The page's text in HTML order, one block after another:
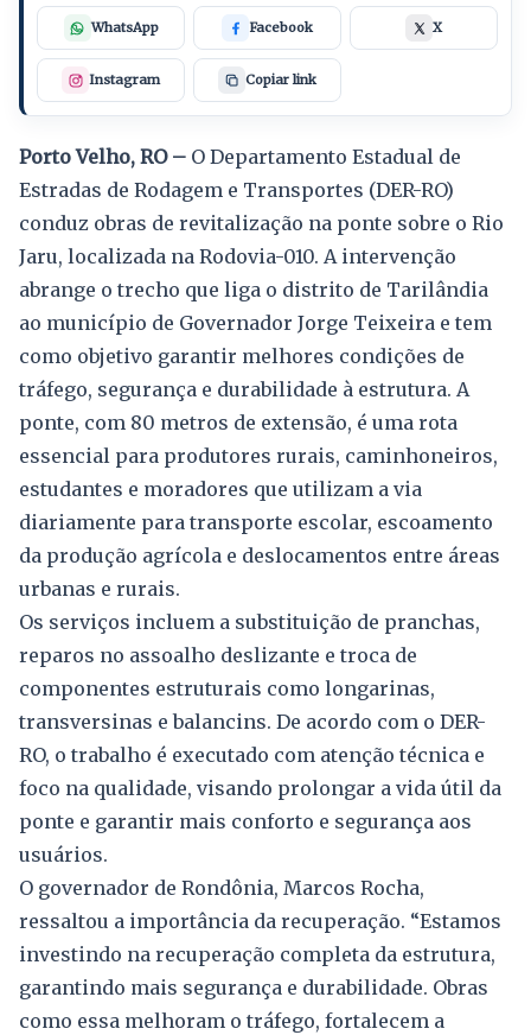
WhatsApp Facebook X
Instagram Copiar link
Porto Velho, RO – O Departamento Estadual de
Estradas de Rodagem e Transportes (DER-RO)
conduz obras de revitalização na ponte sobre o Rio
Jaru, localizada na Rodovia-010. A intervenção
abrange o trecho que liga o distrito de Tarilândia
ao município de Governador Jorge Teixeira e tem
como objetivo garantir melhores condições de
tráfego, segurança e durabilidade à estrutura. A
ponte, com 80 metros de extensão, é uma rota
essencial para produtores rurais, caminhoneiros,
estudantes e moradores que utilizam a via
diariamente para transporte escolar, escoamento
da produção agrícola e deslocamentos entre áreas
urbanas e rurais.
Os serviços incluem a substituição de pranchas,
reparos no assoalho deslizante e troca de
componentes estruturais como longarinas,
transversinas e balancins. De acordo com o DER-
RO, o trabalho é executado com atenção técnica e
foco na qualidade, visando prolongar a vida útil da
ponte e garantir mais conforto e segurança aos
usuários.
O governador de Rondônia, Marcos Rocha,
ressaltou a importância da recuperação. “Estamos
investindo na recuperação completa da estrutura,
garantindo mais segurança e durabilidade. Obras
como essa melhoram o tráfego, fortalecem a